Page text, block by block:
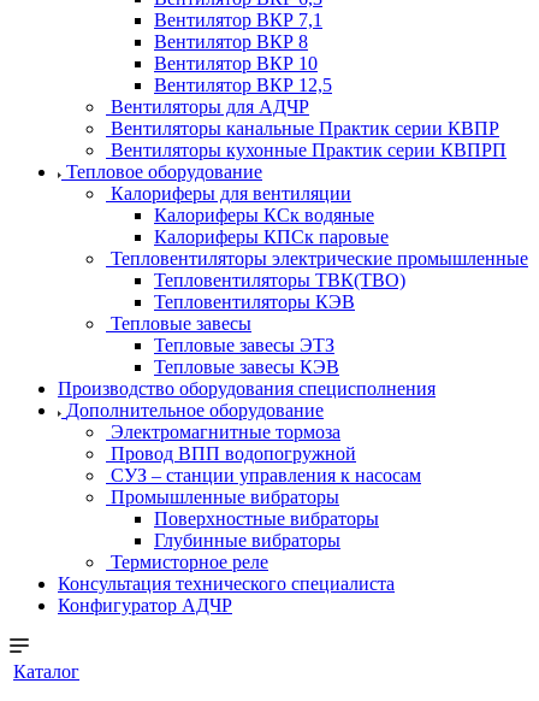
Вентилятор ВКР 7,1
Вентилятор ВКР 8
Вентилятор ВКР 10
Вентилятор ВКР 12,5
Вентиляторы для АДЧР
Вентиляторы канальные Практик серии КВПР
Вентиляторы кухонные Практик серии КВПРП
Тепловое оборудование
Калориферы для вентиляции
Калориферы КСк водяные
Калориферы КПСк паровые
Тепловентиляторы электрические промышленные
Тепловентиляторы ТВК(ТВО)
Тепловентиляторы КЭВ
Тепловые завесы
Тепловые завесы ЭТЗ
Тепловые завесы КЭВ
Производство оборудования специсполнения
Дополнительное оборудование
Электромагнитные тормоза
Провод ВПП водопогружной
СУЗ – станции управления к насосам
Промышленные вибраторы
Поверхностные вибраторы
Глубинные вибраторы
Термисторное реле
Консультация технического специалиста
Конфигуратор АДЧР
Каталог